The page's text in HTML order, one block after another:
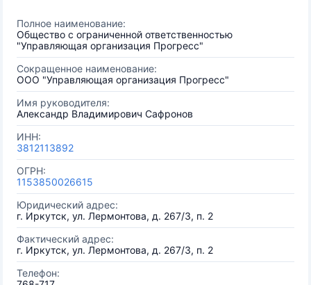
Полное наименование:
Общество с ограниченной ответственностью
"Управляющая организация Прогресс"
Сокращенное наименование:
ООО "Управляющая организация Прогресс"
Имя руководителя:
Александр Владимирович Сафронов
ИНН:
3812113892
ОГРН:
1153850026615
Юридический адрес:
г. Иркутск, ул. Лермонтова, д. 267/3, п. 2
Фактический адрес:
г. Иркутск, ул. Лермонтова, д. 267/3, п. 2
Телефон: